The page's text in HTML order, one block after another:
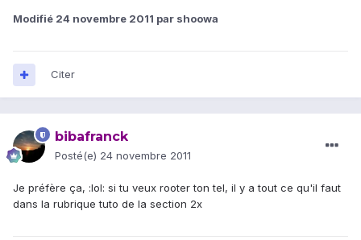
Modifié 24 novembre 2011 par shoowa
Citer
bibafranck
Posté(e) 24 novembre 2011
Je préfère ça, :lol: si tu veux rooter ton tel, il y a tout ce qu'il faut
dans la rubrique tuto de la section 2x